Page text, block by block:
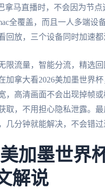
拿马直播时，不会因为节
全覆盖，而且一人多端
回放，三个设备同时加速
限流量，智能分流，精选
加拿大看2026美加墨世界
，高清画面不会出现掉帧
取，不用担心隐私泄露。
几分钟就能解决，不会错过
加墨世界
解说